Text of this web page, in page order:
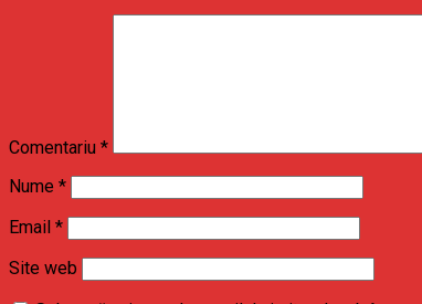
Comentariu *
Nume *
Email *
Site web